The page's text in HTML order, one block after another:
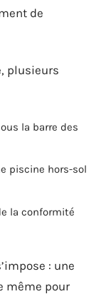
de
plusieurs
la barre des
piscine hors-sol
la conformité
: une
même pour